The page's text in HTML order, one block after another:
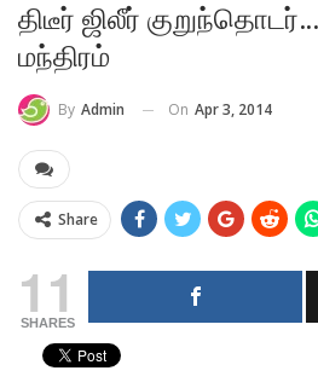
திடீர் ஜிலீர்
மந்திரம்
By Admin On Apr 3, 2014
Share
11
SHARES